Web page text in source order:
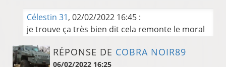
Célestin 31, 02/02/2022 16:45 :
je trouve ça très bien dit cela remonte le moral
RÉPONSE DE COBRA NOIR89
06/02/2022 16:25